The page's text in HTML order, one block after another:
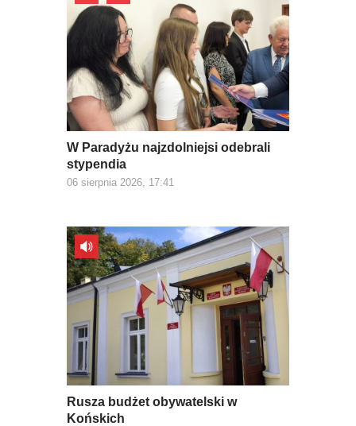
W Paradyżu najzdolniejsi odebrali
stypendia
06 sierpnia 2026, 17:41
Rusza budżet obywatelski w
Końskich